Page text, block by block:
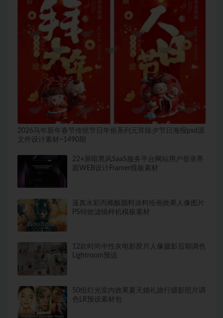
2026马年新年春节传统节日年俗系列元宵除夕节日海报psd源
文件设计素材~1490期
22+屏暗黑风SaaS服务平台网站用户登录界
面WEB设计Framer模板素材
逼真水彩丙烯酸颜料涂料绘画效果人像图片
PS特效滤镜样机模板素材
12款时尚中性灰电影胶片人像摄影后期调色
Lightroom预设
50组灯光室内效果夏天婚礼旅行摄影照片调
色LR预设素材包